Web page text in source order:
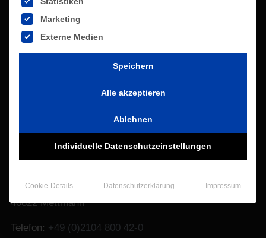
Impressum
Datenschutzerklärung
AGB
Kontaktdaten
VALCO GmbH
Marie Curie Str. 21
40822 Mettmann
Telefon: +49 (0)2104 800 42-0
Marketing
Externe Medien
Speichern
Alle akzeptieren
Ablehnen
Individuelle Datenschutzeinstellungen
Cookie-Details Datenschutzerklärung Impressum